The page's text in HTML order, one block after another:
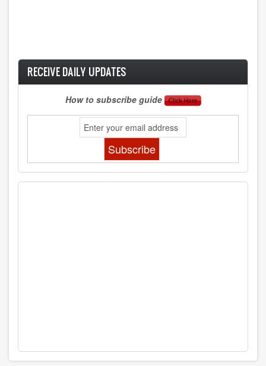
RECEIVE DAILY UPDATES
How to subscribe guide